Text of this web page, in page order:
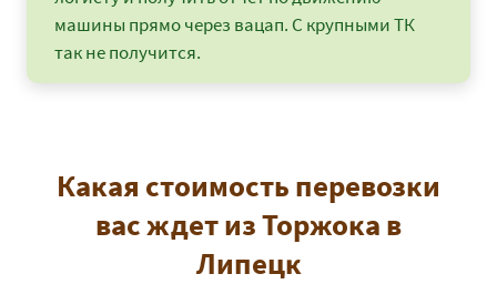
машины прямо через вацап. С крупными ТК
так не получится.
Какая стоимость перевозки
вас ждет из Торжока в
Липецк